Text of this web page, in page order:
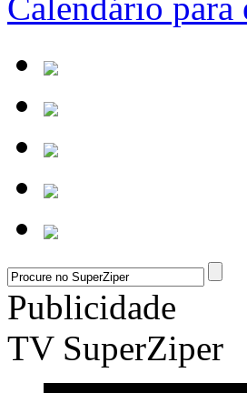
Publicidade
TV SuperZiper